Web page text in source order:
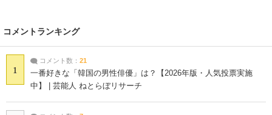
コメントランキング
1
コメント数： 21
一番好きな「韓国の男性俳優」は？【2026年版・人気投票実施
中】 | 芸能人 ねとらぼリサーチ